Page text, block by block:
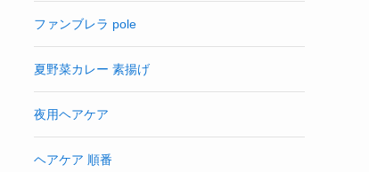
ファンブレラ pole
夏野菜カレー 素揚げ
夜用ヘアケア
ヘアケア 順番